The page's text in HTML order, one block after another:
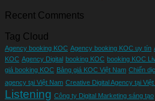
Recent Comments
Tag Cloud
Agency booking KOC Agency booking KOC uy tín
KOC Agency Digital booking KOC booking KOC
giá booking KOC Bảng giá KOC Việt Nam Chiến
agency tại Việt Nam Creative Digital Agency tại
Listening Công ty Digital Marketing sáng tạo